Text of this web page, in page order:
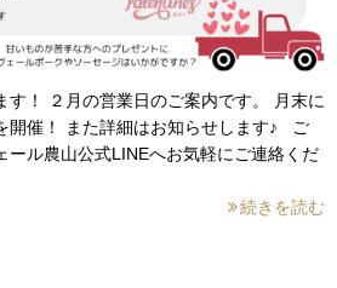
す！ ２月の営業日のご案内です。 月末に
開催！ また詳細はお知らせします♪ ご
ール農山公式LINEへお気軽にご連絡くだ
続きを読む